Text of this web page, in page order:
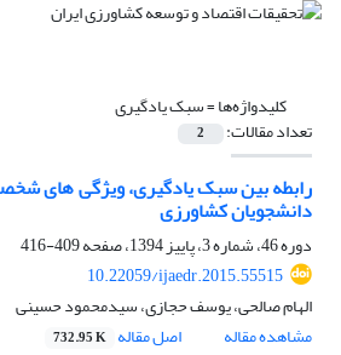
کلیدواژه‌ها =سبک یادگیری
تعداد مقالات: 2
رابطه بین سبک یادگیری، ویژگی های
دانشجویان کشاورزی
دوره 46، شماره 3، پاییز 1394، صفحه
409-416
10.22059/ijaedr.2015.55515
الهام صالحی، یوسف حجازی، سیدمحمود حسینی
مشاهده مقاله
اصل مقاله 732.95 K